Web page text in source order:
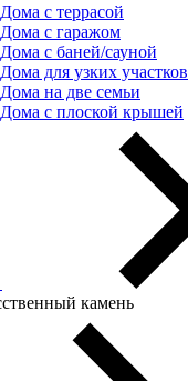
Дома с террасой
Дома с гаражом
Дома с баней/сауной
Дома для узких участков
Дома на две семьи
Дома с плоской крышей
камень